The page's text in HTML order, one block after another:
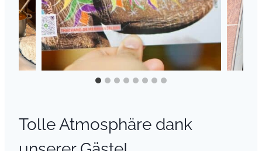
Tolle Atmosphäre dank